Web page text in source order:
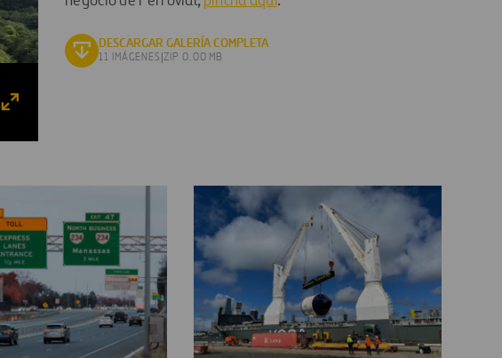
DESCARGAR GALERÍA COMPLETA
11 IMÁGENES |ZIP 0.00 MB